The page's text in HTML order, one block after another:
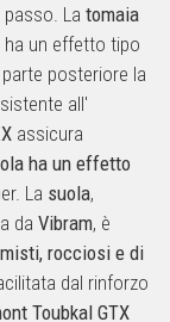
La tomaia
ha un effetto tipo
posteriore la
all'
assicura
ha un effetto
La suola,
da Vibram, è
rocciosi e di
dal rinforzo
Toubkal GTX